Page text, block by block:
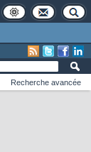
Recherche avancée